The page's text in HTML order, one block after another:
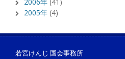
2005年 (4)
若宮けんじ 国会事務所